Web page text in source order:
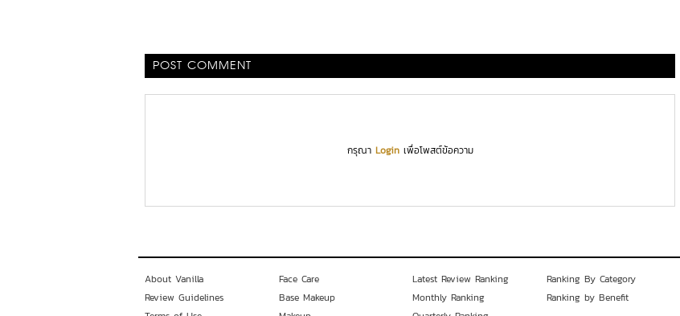
POST COMMENT
กรุณา Loginเพื่อโพสต์ข้อความ
About Vanilla
Review Guidelines
Face Care
Base Makeup
Latest Review Ranking
Monthly Ranking
Ranking By Category
Ranking by Benefit